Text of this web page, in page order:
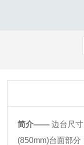
简介—— 边台尺
(850mm)台面部